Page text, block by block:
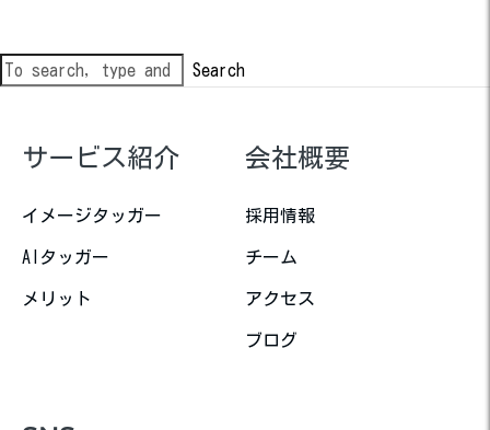
Search
サービス紹介
イメージタッガー
AIタッガー
メリット
会社概要
採用情報
チーム
アクセス
ブログ